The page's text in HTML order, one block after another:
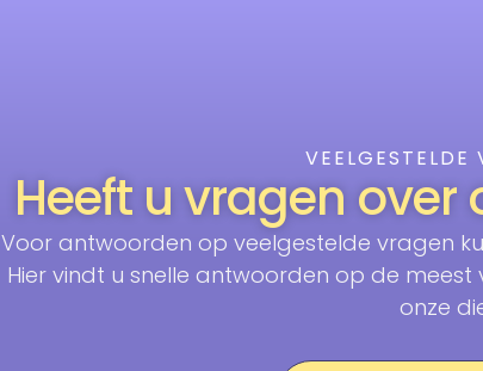
Heeft u vragen
Voor antwoorden op veelgestelde vragen
Hier vindt u snelle antwoorden op de
onze